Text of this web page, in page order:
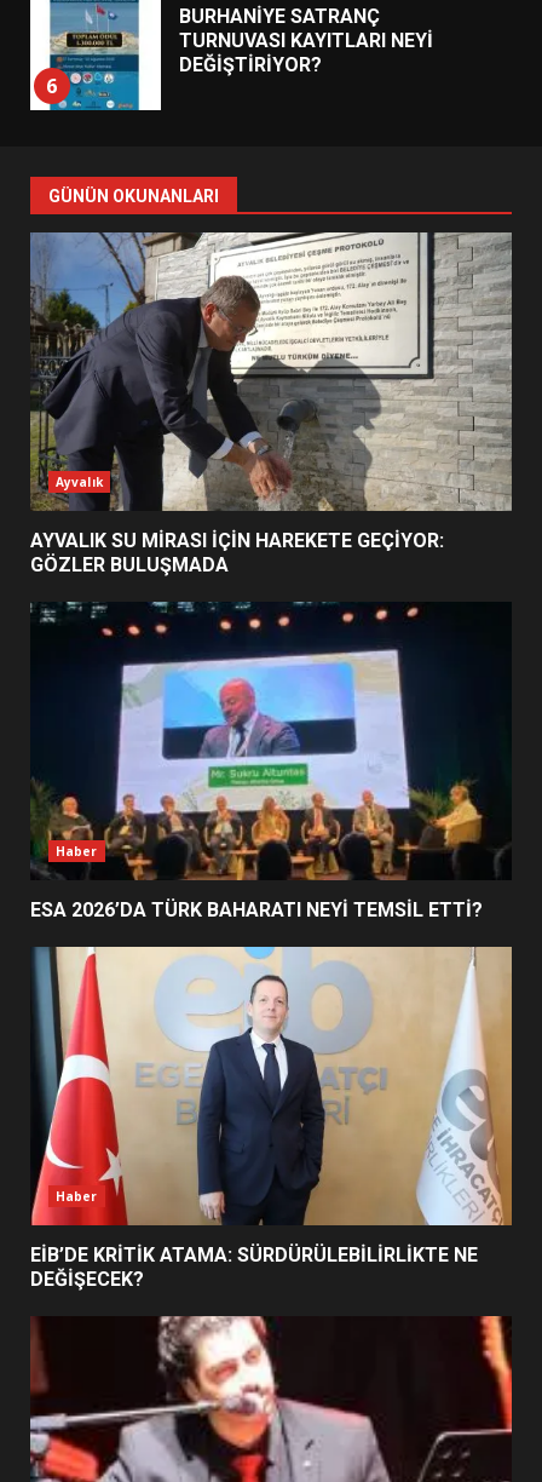
6
BURHANİYE SATRANÇ
TURNUVASI KAYITLARI NEYİ
DEĞİŞTİRİYOR?
7
YENİ YÖNETİM NASIL
ŞEKİLLENDİ?
1
AYVALIK SU MİRASI İÇİN
HAREKETE GEÇİYOR: GÖZLER
BULUŞMADA
2
ESA 2026’DA TÜRK BAHARATI
NEYİ TEMSİL ETTİ?
EİB’DE KRİTİK ATAMA:
SÜRDÜRÜLEBİLİRLİKTE NE
DEĞİŞECEK?
4
EDREMİT’İN GURURU TÜRKİYE
FİNALİNDE NE BAŞARDI?
5
UZATILDI: NE DEĞİŞTİ?
6
BURHANİYE SATRANÇ
TURNUVASI KAYITLARI NEYİ
DEĞİŞTİRİYOR?
BURHANİYE BELEDİYESPOR’DA
YENİ YÖNETİM NASIL
GÜNÜN OKUNANLARI
Ayvalık
AYVALIK SU MİRASI İÇİN HAREKETE GEÇİYOR:
GÖZLER BULUŞMADA
Haber
ESA 2026’DA TÜRK BAHARATI NEYİ TEMSİL ETTİ?
Haber
EİB’DE KRİTİK ATAMA: SÜRDÜRÜLEBİLİRLİKTE NE
DEĞİŞECEK?